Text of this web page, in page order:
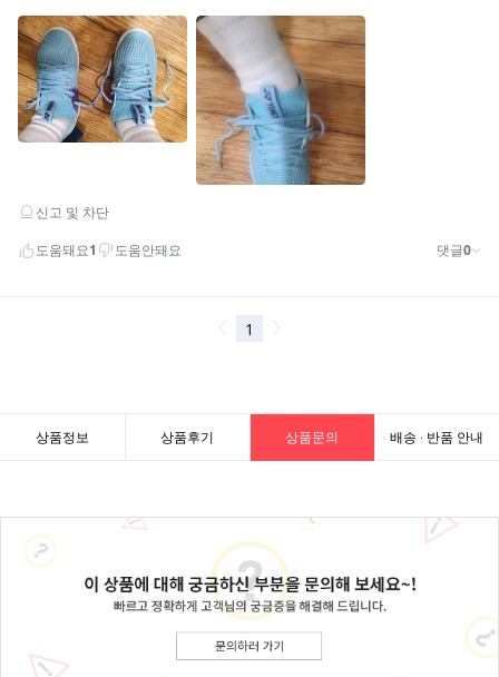
상품정보 상품후기 상품문의 배송 · 반품 안내